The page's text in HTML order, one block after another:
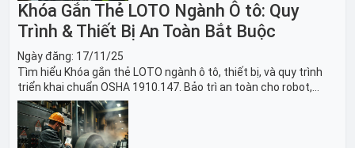
Khóa Gắn Thẻ LOTO Ngành Ô tô: Quy
Trình & Thiết Bị An Toàn Bắt Buộc
Ngày đăng: 17/11/25
Tìm hiểu Khóa gắn thẻ LOTO ngành ô tô, thiết bị, và quy trình
triển khai chuẩn OSHA 1910.147. Bảo trì an toàn cho robot,
băng tải sản xuất ô tô và dây chuyền lắp ráp xe hơi.